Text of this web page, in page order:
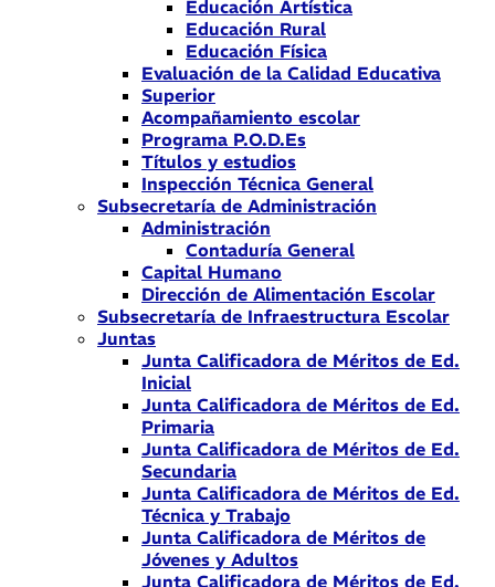
Educación Artística
Educación Rural
Educación Física
Evaluación de la Calidad Educativa
Superior
Acompañamiento escolar
Programa P.O.D.Es
Títulos y estudios
Inspección Técnica General
Subsecretaría de Administración
Administración
Contaduría General
Capital Humano
Dirección de Alimentación Escolar
Subsecretaría de Infraestructura Escolar
Juntas
Junta Calificadora de Méritos de Ed.
Inicial
Junta Calificadora de Méritos de Ed.
Primaria
Junta Calificadora de Méritos de Ed.
Secundaria
Junta Calificadora de Méritos de Ed.
Técnica y Trabajo
Junta Calificadora de Méritos de
Jóvenes y Adultos
Junta Calificadora de Méritos de Ed.